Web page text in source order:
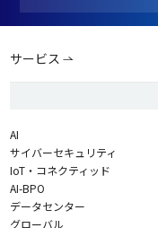
サービス
AI
サイバーセキュリティ
IoT・コネクティッド
AI-BPO
データセンター
グローバル